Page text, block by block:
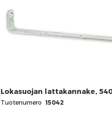
Lokasuojan lattakannake,
Tuotenumero 15042